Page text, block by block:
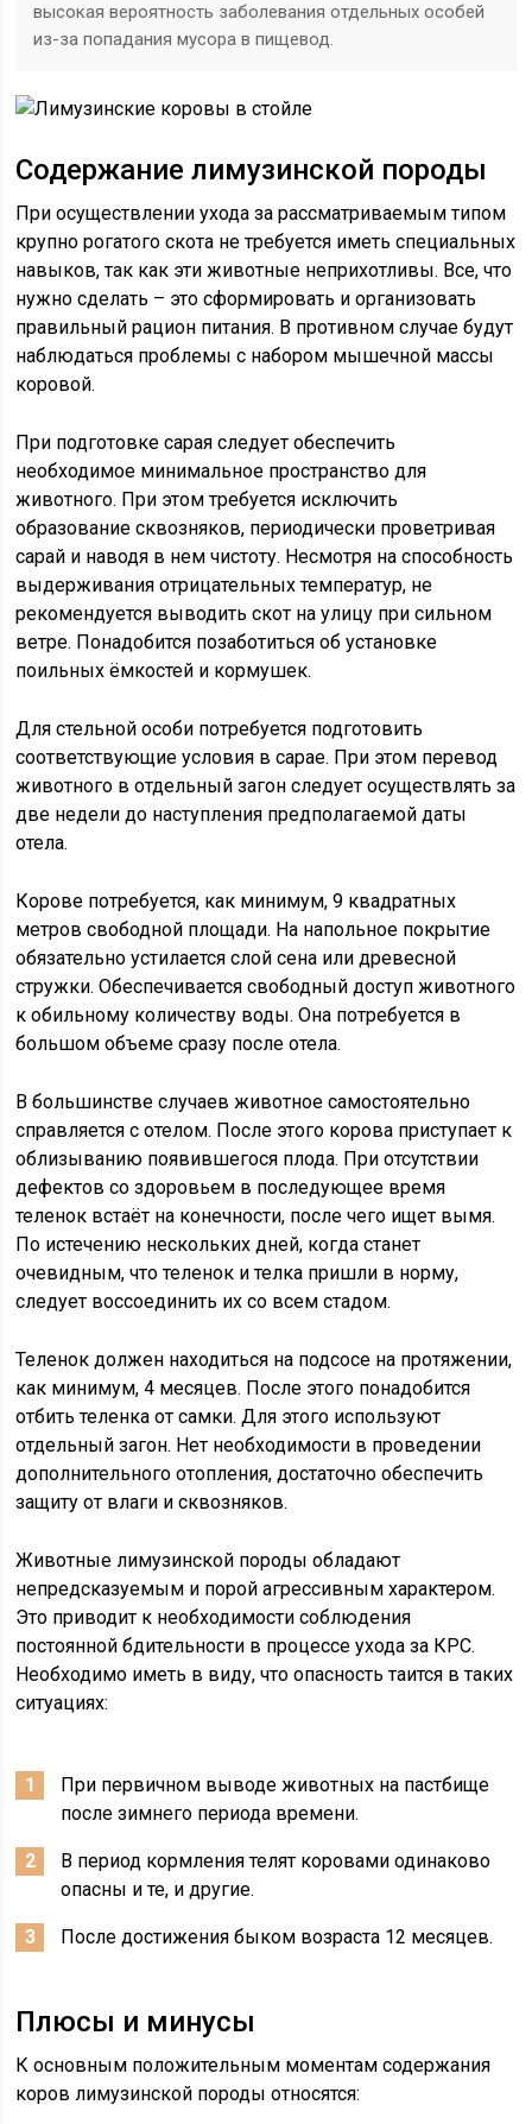
высокая вероятность заболевания отдельных особей
из-за попадания мусора в пищевод.
Содержание лимузинской породы
При осуществлении ухода за рассматриваемым типом
крупно рогатого скота не требуется иметь специальных
навыков, так как эти животные неприхотливы. Все, что
нужно сделать – это сформировать и организовать
правильный рацион питания. В противном случае будут
наблюдаться проблемы с набором мышечной массы
коровой.
При подготовке сарая следует обеспечить
необходимое минимальное пространство для
животного. При этом требуется исключить
образование сквозняков, периодически проветривая
сарай и наводя в нем чистоту. Несмотря на способность
выдерживания отрицательных температур, не
рекомендуется выводить скот на улицу при сильном
ветре. Понадобится позаботиться об установке
поильных ёмкостей и кормушек.
Для стельной особи потребуется подготовить
соответствующие условия в сарае. При этом перевод
животного в отдельный загон следует осуществлять за
две недели до наступления предполагаемой даты
отела.
Корове потребуется, как минимум, 9 квадратных
метров свободной площади. На напольное покрытие
обязательно устилается слой сена или древесной
стружки. Обеспечивается свободный доступ животного
к обильному количеству воды. Она потребуется в
большом объеме сразу после отела.
В большинстве случаев животное самостоятельно
справляется с отелом. После этого корова приступает к
облизыванию появившегося плода. При отсутствии
дефектов со здоровьем в последующее время
теленок встаёт на конечности, после чего ищет вымя.
По истечению нескольких дней, когда станет
очевидным, что теленок и телка пришли в норму,
следует воссоединить их со всем стадом.
Теленок должен находиться на подсосе на протяжении,
как минимум, 4 месяцев. После этого понадобится
отбить теленка от самки. Для этого используют
отдельный загон. Нет необходимости в проведении
дополнительного отопления, достаточно обеспечить
защиту от влаги и сквозняков.
Животные лимузинской породы обладают
непредсказуемым и порой агрессивным характером.
Это приводит к необходимости соблюдения
постоянной бдительности в процессе ухода за КРС.
Необходимо иметь в виду, что опасность таится в таких
ситуациях:
При первичном выводе животных на пастбище
после зимнего периода времени.
В период кормления телят коровами одинаково
опасны и те, и другие.
После достижения быком возраста 12 месяцев.
Плюсы и минусы
К основным положительным моментам содержания
коров лимузинской породы относятся: